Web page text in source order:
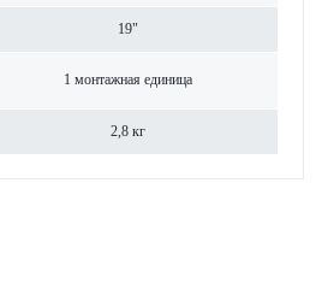
19"
1 монтажная еди­ница
2,8 кг